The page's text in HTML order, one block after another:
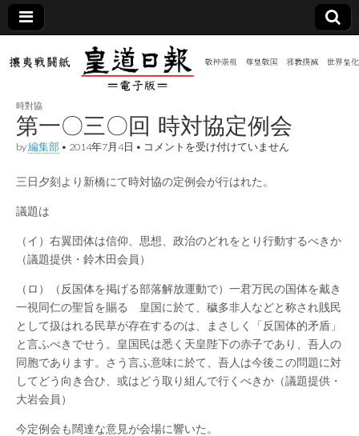
皇道
日報
（防
共新
聞）
電子
版
敬神
尊皇
｜昭
和八
年創
刊
実
攘夷
戦闘
時對協
第一〇三〇回 時対協定例会
by編集部 • 2014年7月4日 • 第
三
対
協
定
会
は
コメントを受け付けていません
三日夕刻より新橋にて時対協の定例会が行はれた。
議題は
（イ）右翼団体は信仰、思想、政治のどれをとり行動するべきか
（議題提供・鈴木田会員）
（ロ）（反国体を掲げる部落解放運動で）一君万民の国体を戴き
一視同仁の聖旨を賜る 皇国に於て、穢多非人などと称され賎民
として扱はれる民草が存在するのは、まさしく「反国体的矛盾」
と言ふべきでせう。皇国民は悉く天皇陛下の赤子であり、吾人の
同胞であります。さう言ふ意味に於て、吾人は今後この問題に対
してどう向き合ひ、或はどう取り組んで行くべきか（議題提供・
大岩会員）
今定例会も闊達な意見が会場に響いた。